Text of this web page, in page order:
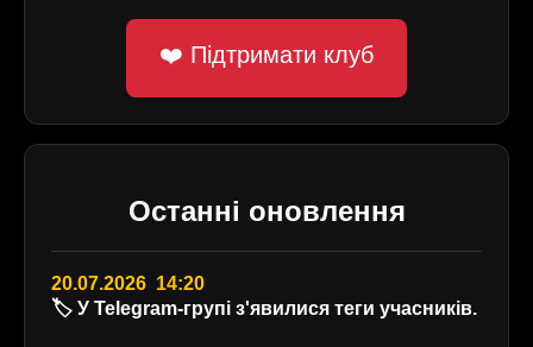
❤️ Підтримати клуб
Останні оновлення
20.07.2026 14:20
🏷️ У Telegram-групі з'явилися теги учасників.